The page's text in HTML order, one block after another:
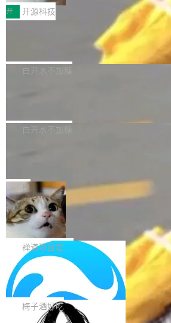
更可靠地端到端完成复杂任务，输出值得
成果。 全球开发者都可通过千问 AI 平台
wen3.8 的 API 服务：国内每百万 Tok...
天 MiniMax H3 从架构到许可都摆上台面
个模型，三个模块，两个开源。 H3 由三
组成：H3-Context-IR 负责多模态指令理解
排（闭源，提供 API）；H3-Base 是核心生
型，33B 参数，负责 768p 音视频生成（开
开测试。国家超算互联网正式上线
4-Flash 正式版（DeepSeek-V4-Flash-
模型 API 调用服务和模型文件。
Flash-0731 经过大量后训练工作，智能体
大幅增强，指令遵循能力大幅增强。在多
模型 API 调用服务，用户无需繁琐环境配置
开 开源科技
Docker 29.7.1 现已发布，具体更新内容
Bug fixes and enhancements 修复了一个
绝遍历绝对符号链接的容器路径，例如/var/
更新说明：https://github.com/moby/...
白开水不加糖
计语言和 React 组件库。Ant Design 6.5.3
ut.OTP 的 mask 为 true 时仍显示原始值的
题。#58805 修复 Input.TextArea 调整大小
在触摸设备上显示为小圆点的问题。
pography 优化 Typography 省略提示在大
中的渲染性能。#58806 修复
白开水不加糖
比它便宜的。 Artificial Analysis 更新了
eek V4 Flash 0731 的完整评测。一张
nce Index vs Cost per Task 的散点图上，
个模型排成一列，V4 Flash 贴着底部：
一次任务。 V4 Flash 的 Intelligence
分 50，在 101 个模型中排第 3。排在它前
的：Claude Opus 5（61 分）、Claude
5（60 分）、GPT-5.6 Sol（59 分）、
（57 分）、Grok 4...
局
禅道开源版 22.4 发布，内置 DevOps4.
0 正式版，提供从代码提交到交付的全
生命周期的管理能力
大家好， 禅道开源版22.4发布啦！本次发
带来了DevOps4.0系列的首个正式版本。
ps4.0内置与禅道DevOps专业版同源的代
核心，依托于全自研的GitFox代码托管引擎
们提供了从代码提交到交付的全生命周期的
能力。同时，我们 对禅道DevOps现有底
进行了革命性的重构，为后续AI辅助编程
Solon 的 10 种 HTTP 服务器：改一行
依赖，换一个引擎
用 Solon 做线上项目有一阵子了，有个点
接触的人觉得意外：服务器引擎是让你选
olon 内核约 0.3MB，不内置固定的 HTTP
梅子酒好吃